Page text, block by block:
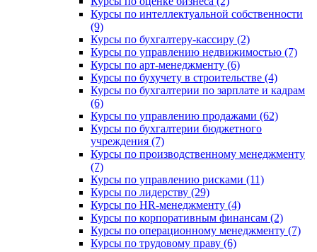
Курсы по интеллектуальной собственности
(9)
Курсы по бухгалтеру-кассиру (2)
Курсы по управлению недвижимостью (7)
Курсы по арт-менеджменту (6)
Курсы по бухучету в строительстве (4)
Курсы по бухгалтерии по зарплате и кадрам
(6)
Курсы по управлению продажами (62)
Курсы по бухгалтерии бюджетного
учреждения (7)
Курсы по производственному менеджменту
(7)
Курсы по управлению рисками (11)
Курсы по лидерству (29)
Курсы по HR-менеджменту (4)
Курсы по корпоративным финансам (2)
Курсы по операционному менеджменту (7)
Курсы по трудовому праву (6)